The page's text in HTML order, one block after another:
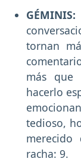
tornan
más que
hacerlo
tedioso,
merecido
racha: 9.